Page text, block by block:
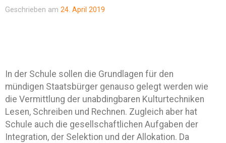
Geschrieben am 24. April 2019
In der Schule sollen die Grundlagen für den
mündigen Staatsbürger genauso gelegt werden wie
die Vermittlung der unabdingbaren Kulturtechniken
Lesen, Schreiben und Rechnen. Zugleich aber hat
Schule auch die gesellschaftlichen Aufgaben der
Integration, der Selektion und der Allokation. Da